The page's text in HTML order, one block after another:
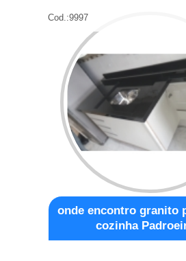
Cod.:9997
onde encontro granito
cozinha